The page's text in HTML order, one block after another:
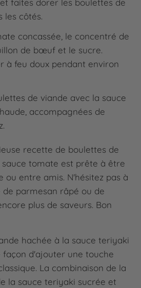
faites dorer les boulettes de
les côtés.
concassée, le concentré de
de bœuf et le sucre.
à feu doux pendant environ
de viande avec la sauce
accompagnées de
recette de boulettes de
tomate est prête à être
ou entre amis. N'hésitez pas à
parmesan râpé ou de
plus de saveurs. Bon
hachée à la sauce teriyaki
façon d'ajouter une touche
La combinaison de la
la sauce teriyaki sucrée et